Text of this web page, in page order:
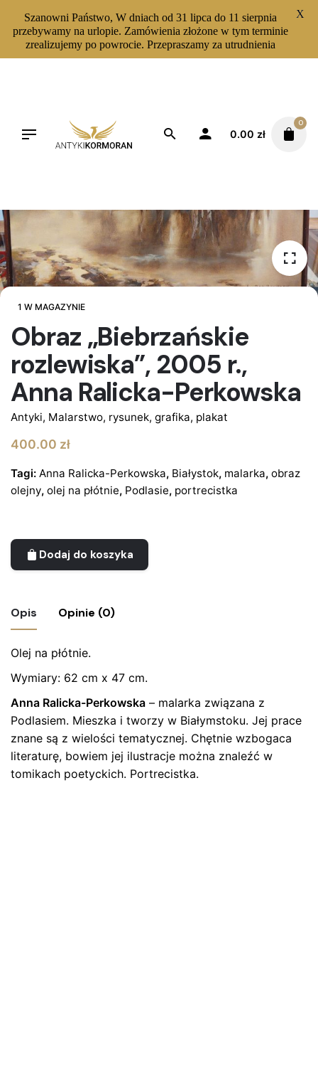
0.00 zł
0
1 W MAGAZYNIE
Obraz „Biebrzańskie
rozlewiska”, 2005 r.,
Anna Ralicka-Perkowska
Antyki, Malarstwo, rysunek, grafika, plakat
400.00 zł
Tagi: Anna Ralicka-Perkowska, Białystok, malarka, obraz
olejny, olej na płótnie, Podlasie, portrecistka
Dodaj do koszyka
Opis Opinie (0)
Olej na płótnie.
Wymiary: 62 cm x 47 cm.
Anna Ralicka-Perkowska – malarka związana z
Podlasiem. Mieszka i tworzy w Białymstoku. Jej prace
znane są z wielości tematycznej. Chętnie wzbogaca
literaturę, bowiem jej ilustracje można znaleźć w
tomikach poetyckich. Portrecistka.
Nie ma jeszcze żadnych recenzji.
Bądź pierwszym recenzentem “Obraz
„Biebrzańskie rozlewiska”, 2005 r., Anna
Ralicka-Perkowska”
Twój adres email nie zostanie opublikowany.
Wymagane
pola są oznaczone *
Szanowni Państwo, W dniach od 31 lipca do 11 sierpnia
przebywamy na urlopie. Zamówienia złożone w tym terminie
zrealizujemy po powrocie. Przepraszamy za utrudnienia
X